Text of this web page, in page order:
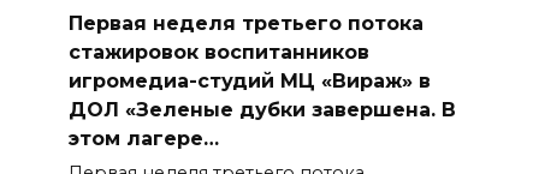
Первая неделя третьего потока
стажировок воспитанников
игромедиа-студий МЦ «Вираж» в
ДОЛ «Зеленые дубки завершена. В
этом лагере…